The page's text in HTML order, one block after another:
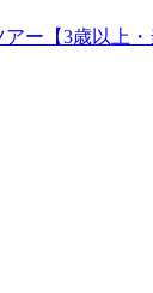
ー【3歳以上・